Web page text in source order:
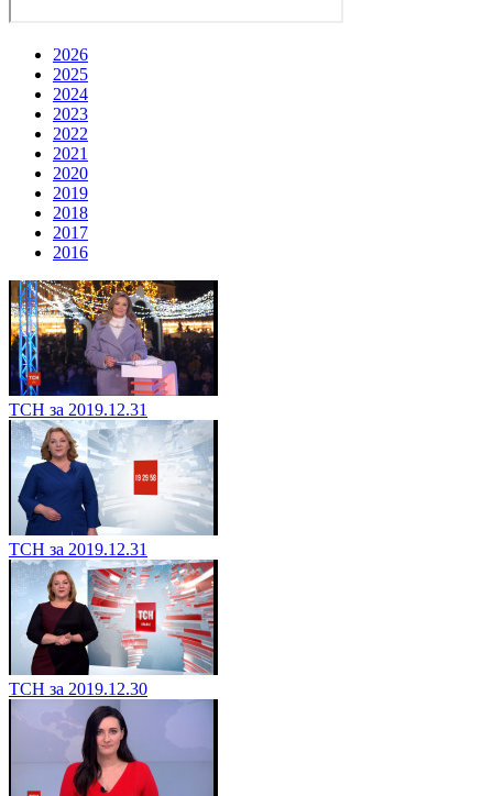
2026
2025
2024
2023
2022
2021
2020
2019
2018
2017
2016
ТСН за 2019.12.31
ТСН за 2019.12.31
ТСН за 2019.12.30